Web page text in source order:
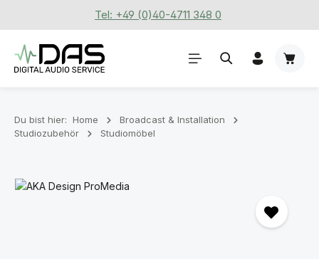
Zum Hauptinhalt springenTel: +49 (0)40-4711 348 0
Du bist hier: Home
Broadcast & Installation
Studiozubehör
Studiomöbel
Bildergalerie überspringen